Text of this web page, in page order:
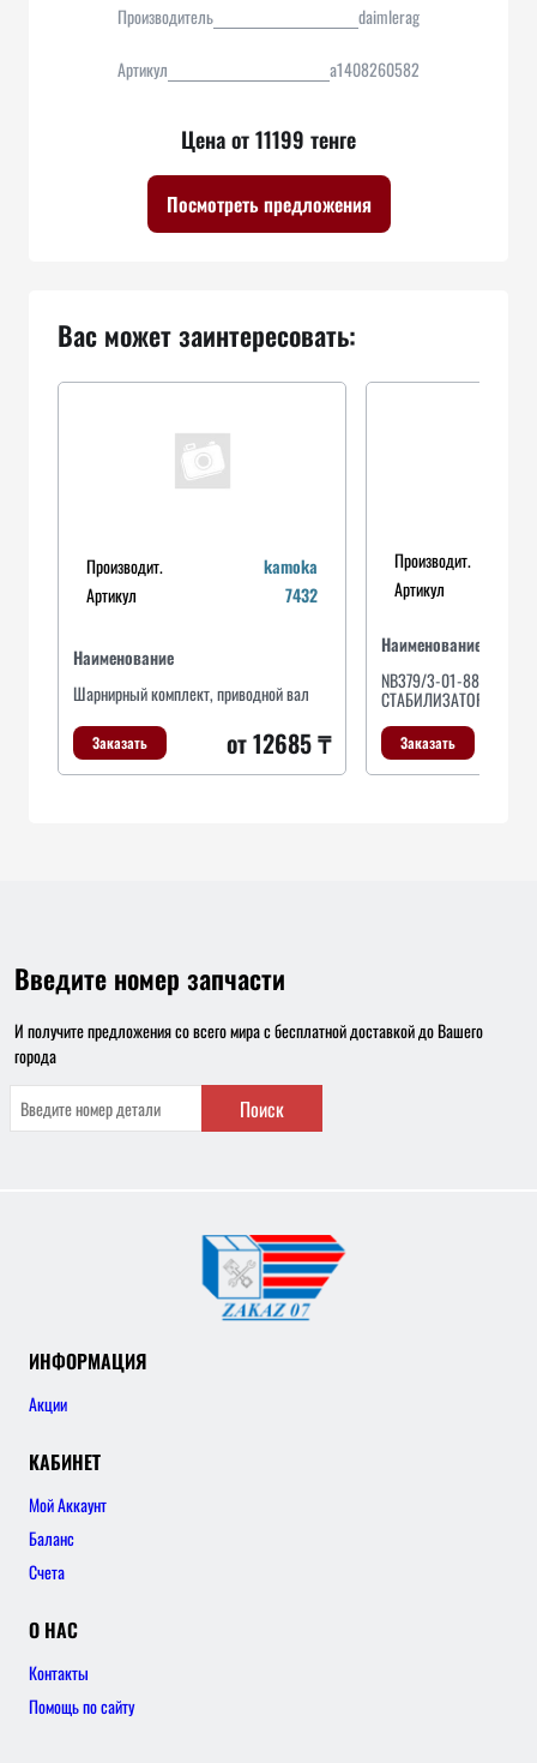
Производитель daimlerag
Артикул a1408260582
Цена от 11199 тенге
Посмотреть предложения
Вас может заинтересовать:
Производит.
kamoka
Артикул
7432
Наименование
Шарнирный комплект, приводной вал
Заказать от 12685 ₸
Производит.
Артикул
Наименование
NB379/3-01-882/
Заказать
Введите номер запчасти
И получите предложения со всего мира с бесплатной доставкой до Вашего
города
Поиск
ИНФОРМАЦИЯ
Акции
КАБИНЕТ
Мой Аккаунт
Баланс
Счета
О НАС
Контакты
Помощь по сайту